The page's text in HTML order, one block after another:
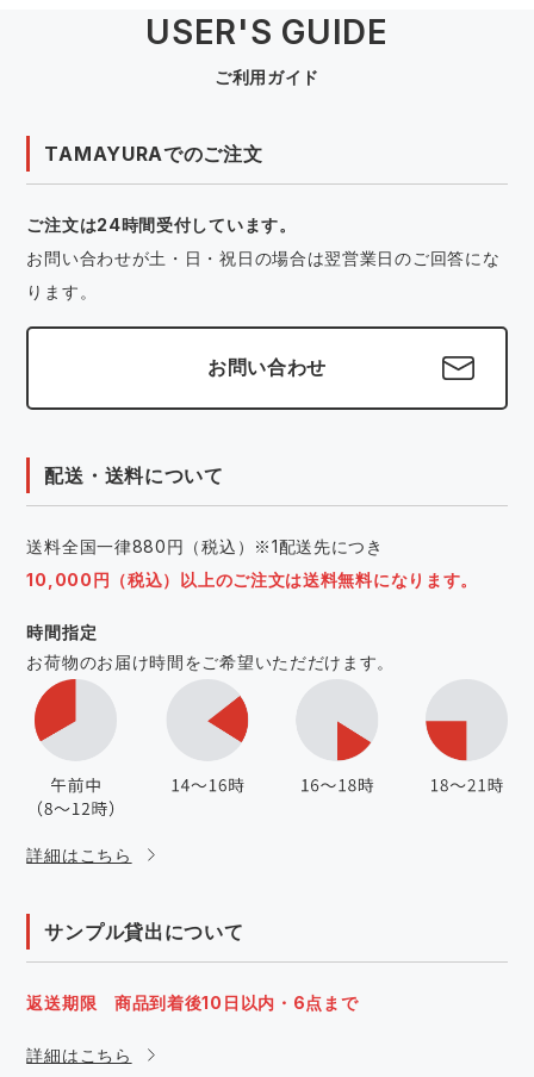
USER'S GUIDE
ご利用ガイド
TAMAYURAでのご注文
ご注文は24時間受付しています。
お問い合わせが土・日・祝日の場合は翌営業日のご回答にな
ります。
お問い合わせ
配送・送料について
送料全国一律880円（税込）※1配送先につき
10,000円（税込）以上のご注文は送料無料になります。
時間指定
お荷物のお届け時間をご希望いただだけます。
詳細はこちら
サンプル貸出について
返送期限 商品到着後10日以内・6点まで
詳細はこちら